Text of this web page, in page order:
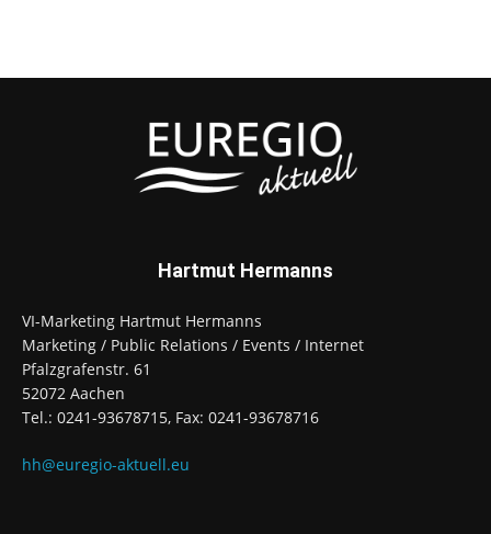
Hartmut Hermanns
VI-Marketing Hartmut Hermanns
Marketing / Public Relations / Events / Internet
Pfalzgrafenstr. 61
52072 Aachen
Tel.: 0241-93678715, Fax: 0241-93678716
hh@euregio-aktuell.eu